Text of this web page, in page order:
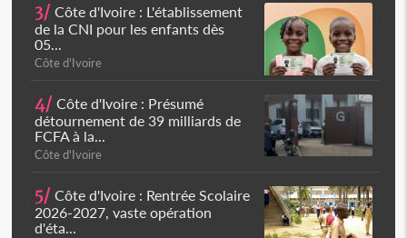
3/ Côte d'Ivoire : L'établissement
de la CNI pour les enfants dès
05...
Côte d'Ivoire
4/ Côte d'Ivoire : Présumé
détournement de 39 milliards de
FCFA à la...
Côte d'Ivoire
5/ Côte d'Ivoire : Rentrée Scolaire
2026-2027, vaste opération
d'éta...